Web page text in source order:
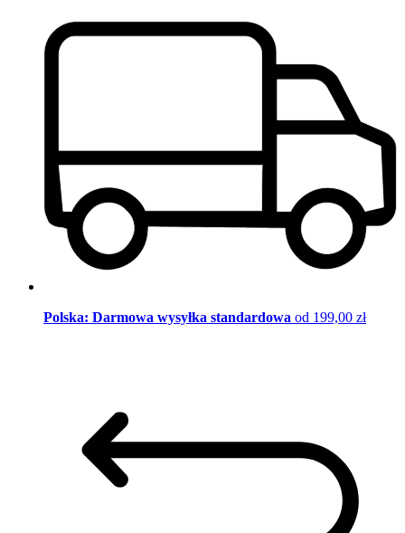
Polska: Darmowa wysyłka standardowa od 199,00 zł